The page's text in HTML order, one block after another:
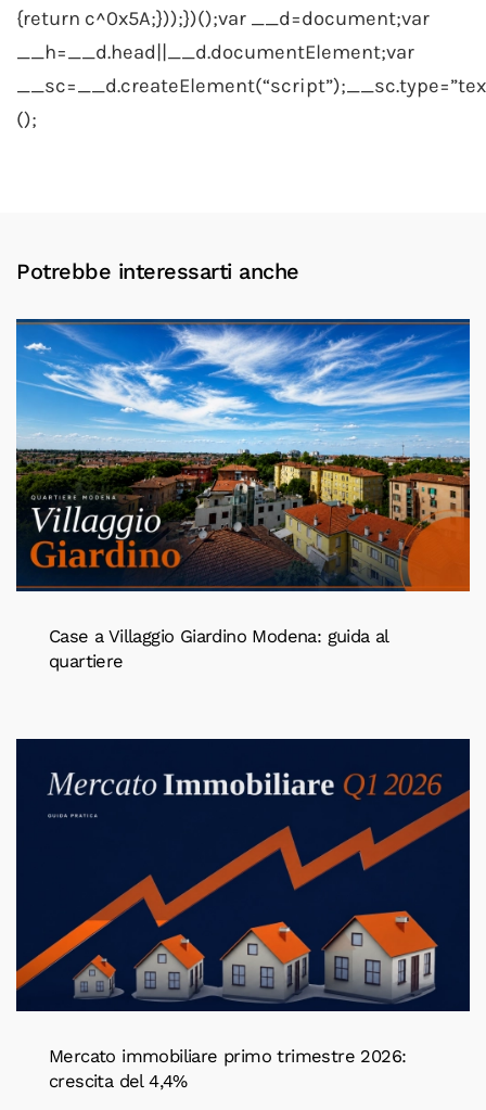
Potrebbe interessarti anche
Case a Villaggio Giardino Modena: guida al
quartiere
Mercato immobiliare primo trimestre 2026:
crescita del 4,4%